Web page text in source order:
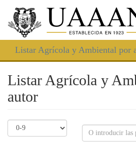
Listar Agrícola y Ambiental por
Listar Agrícola y
autor